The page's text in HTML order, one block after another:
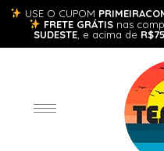
USE O CUPOM
FRETE GRÁTISnas
SUDESTE , e acima de